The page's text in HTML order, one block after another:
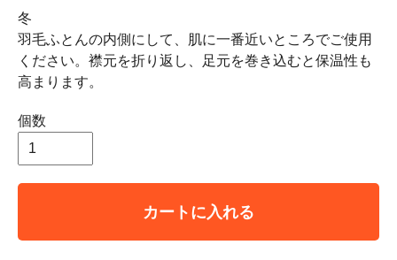
冬
羽毛ふとんの内側にして、肌に一番近いところでご使用
ください。襟元を折り返し、足元を巻き込むと保温性も
高まります。
個数
カートに入れる